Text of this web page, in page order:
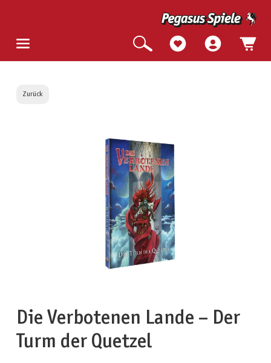
Zurück
Bildergalerie überspringen
Die Verbotenen Lande – Der
Turm der Quetzel